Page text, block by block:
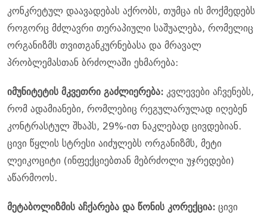
კონკრეტულ დაავადებას აქრობს, თუმცა ის მოქმედებს
როგორც მძლავრი თერაპიული საშუალება, რომელიც
ორგანიზმს თვითგანკურნებასა და მრავალ
პრობლემასთან ბრძოლაში ეხმარება:
იმუნიტეტის მკვეთრი გაძლიერება: კვლევები აჩვენებს,
რომ ადამიანები, რომლებიც რეგულარულად იღებენ
კონტრასტულ შხაპს, 29%-ით ნაკლებად ცივდებიან.
ცივი წყლის სტრესი აიძულებს ორგანიზმს, მეტი
ლეიკოციტი (ინფექციებთან მებრძოლი უჯრედები)
აწარმოოს.
მეტაბოლიზმის აჩქარება და წონის კორექცია: ცივი